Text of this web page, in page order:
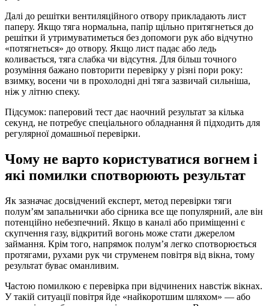
Далі до решітки вентиляційного отвору прикладають лист
паперу. Якщо тяга нормальна, папір щільно притягнеться до
решітки й утримуватиметься без допомоги рук або відчутно
«потягнеться» до отвору. Якщо лист падає або ледь
коливається, тяга слабка чи відсутня. Для більш точного
розуміння бажано повторити перевірку у різні пори року:
взимку, восени чи в прохолодні дні тяга зазвичай сильніша,
ніж у літню спеку.
Підсумок: паперовий тест дає наочний результат за кілька
секунд, не потребує спеціального обладнання й підходить для
регулярної домашньої перевірки.
Чому не варто користуватися вогнем і
які помилки спотворюють результат
Як зазначає досвідчений експерт, метод перевірки тяги
полум’ям запальнички або сірника все ще популярний, але він
потенційно небезпечний. Якщо в каналі або приміщенні є
скупчення газу, відкритий вогонь може стати джерелом
займання. Крім того, напрямок полум’я легко спотворюється
протягами, рухами рук чи струменем повітря від вікна, тому
результат буває оманливим.
Частою помилкою є перевірка при відчинених навстіж вікнах.
У такій ситуації повітря йде «найкоротшим шляхом» — або